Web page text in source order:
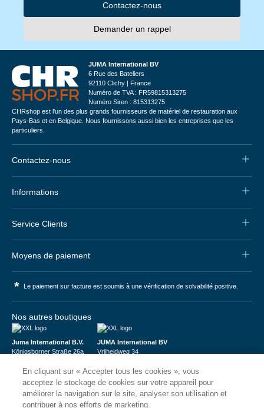
Contactez-nous
Demander un rappel
JUMA International BV
6 Rue des Bateliers
92110 Clichy | France
Numéro de TVA : FR59815313275
Numéro Siren : 815313275
CHRshop est l'un des plus grands fournisseurs de matériel de restauration aux
Pays-Bas et en Belgique. Nous fournissons aussi bien les entreprises que les
particuliers.
Contactez-nous
Informations
Service Clients
Moyens de paiement
* Le paiement sur facture est soumis à une vérification de solvabilité positive.
Nos autres boutiques
Juma International B.V.
Königsborner Straße 26a
USt-ID: DE321159873
Handelsregister: 58573909
JUMA International BV
Vrijheidweg 34
BTW: NL853095048B01
K.V.K.: 58573909
En cliquant sur « Accepter tous les cookies », vous
acceptez le stockage de cookies sur votre appareil pour
améliorer la navigation sur le site, analyser son utilisation et
contribuer à nos efforts de marketing.